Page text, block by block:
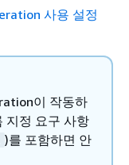
사용 설정
이 작동하
지정 요구 사항
)를 포함하면 안